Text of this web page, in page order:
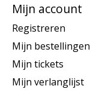
Mijn account
Registreren
Mijn bestellingen
Mijn tickets
Mijn verlanglijst